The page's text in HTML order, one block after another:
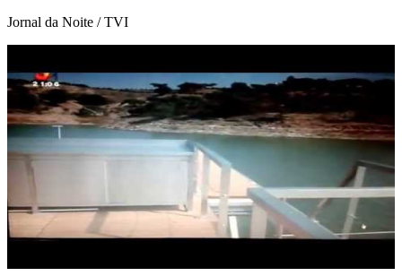
Jornal da Noite / TVI